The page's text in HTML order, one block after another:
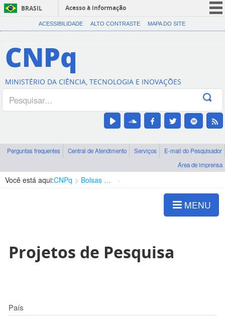
BRASIL
Acesso à informação
CORONAVÍRUS (COVID-19)
Canais
ACESSIBILIDADE ALTO CONTRASTE MAPA DO SITE
CNPq
MINISTÉRIO DA CIÊNCIA, TECNOLOGIA E INOVAÇÕES
Perguntas frequentes Central de Atendimento Serviços
E-mail do Pesquisador
Área de imprensa
Você está aqui:CNPq Bolsas e Auxílios Vigentes
MENU
Projetos de Pesquisa
País